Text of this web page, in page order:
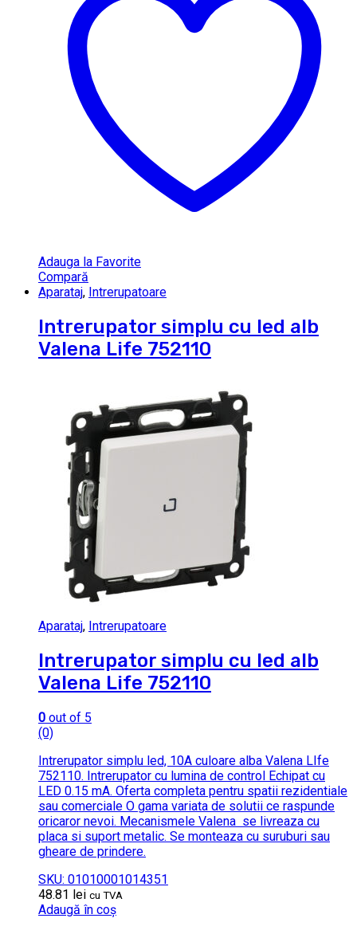
Adauga la Favorite
Compară
Aparataj, Intrerupatoare
Intrerupator simplu cu led alb
Valena Life 752110
Aparataj, Intrerupatoare
Intrerupator simplu cu led alb
Valena Life 752110
0 out of 5
(0)
Intrerupator simplu led, 10A culoare alba Valena LIfe
752110. Intrerupator cu lumina de control Echipat cu
LED 0.15 mA. Oferta completa pentru spatii rezidentiale
sau comerciale O gama variata de solutii ce raspunde
oricaror nevoi. Mecanismele Valena se livreaza cu
placa si suport metalic. Se monteaza cu suruburi sau
gheare de prindere.
SKU: 01010001014351
48.81 lei cu TVA
Adaugă în coș